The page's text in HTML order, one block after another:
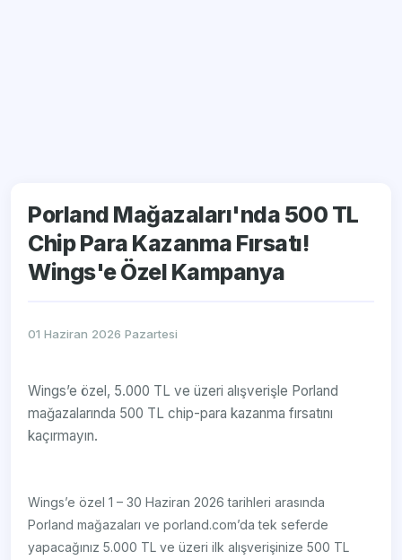
Porland Mağazaları'nda 500 TL
Chip Para Kazanma Fırsatı!
Wings'e Özel Kampanya
01 Haziran 2026 Pazartesi
Wings’e özel, 5.000 TL ve üzeri alışverişle Porland
mağazalarında 500 TL chip-para kazanma fırsatını
kaçırmayın.
Wings’e özel 1 – 30 Haziran 2026 tarihleri arasında
Porland mağazaları ve porland.com’da tek seferde
yapacağınız 5.000 TL ve üzeri ilk alışverişinize 500 TL